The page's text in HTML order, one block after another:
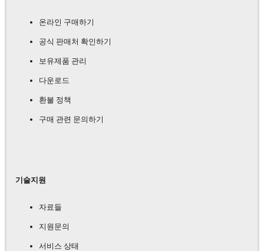
온라인 구매하기
공식 판매처 확인하기
보유제품 관리
다운로드
환불 정책
구매 관련 문의하기
기술지원
자료들
지원문의
서비스 상태